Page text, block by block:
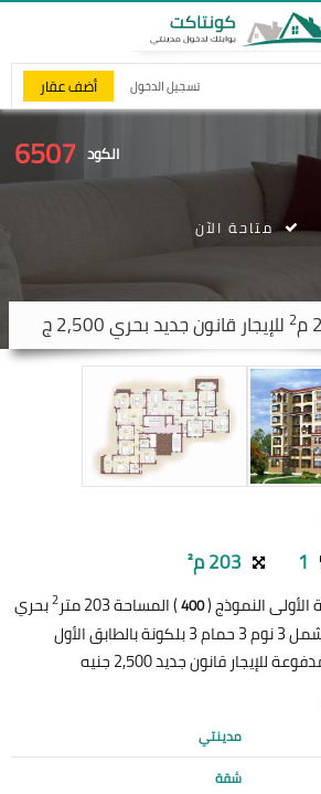
تسجيل الدخول أضف عقار
الكود 6507
2 للإيجار قانون جديد بحري 2,500 ج
متاحة الآن
1 203 م²
النموذج (400) المساحة 203 متر 2بحري
و شرقي تطل على شارع تشمل 3 نوم 3 حمام 3 بلكونة بالطابق الأول
قانون جديد 2,500 جنيه
مدينتي
شقة